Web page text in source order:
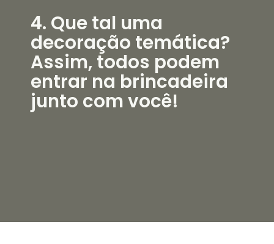
4. Que tal uma
decoração temática?
Assim, todos podem
entrar na brincadeira
junto com você!